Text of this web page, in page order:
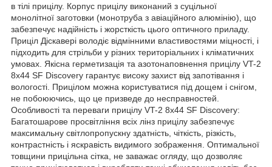
в тілі прицілу. Корпус прицілу виконаний з суцільної
монолітної заготовки (монотруба з авіаційного алюмінію), що
забезпечує надійність і жорсткість цього оптичного приладу.
Приціл Діскавері володіє відмінними властивостями міцності, і
підходить для стрільби у різних територіальних і кліматичних
умовах. Якісна герметизація та азотонаповнення прицілу VT-2
8х44 SF Discovery гарантує високу захист від запотівання і
вологості. Прицілом можна користуватися під дощем і снігом,
не побоюючись, що це призведе до несправностей.
Особливості та переваги прицілу VT-2 8х44 SF Discovery:
Багатошарове просвітління всіх лінз прицілу забезпечує
максимальну світлопропускну здатність, чіткість, різкість,
контрастність і яскравість видимого зображення. Оптимальної
товщини прицільна сітка, не заважає огляду, що дозволяє